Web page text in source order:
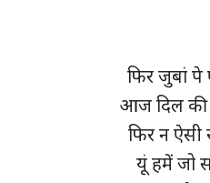
फिर जुबां पे
आज दिल
फिर न ऐसी
यूं हमें जो